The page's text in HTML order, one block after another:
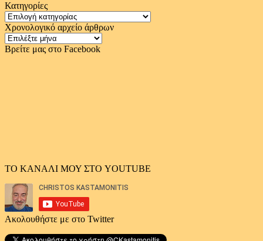
Κατηγορίες
Κατηγορίες
Χρονολογικό αρχείο άρθρων
Χρονολογικό
αρχείο
Βρείτε μας στο Facebook
ΤΟ ΚΑΝΑΛΙ ΜΟΥ ΣΤΟ YOUTUBE
Ακολουθήστε με στο Twitter